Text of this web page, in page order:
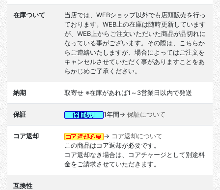
在庫ついて
当店では、WEBショップ以外でも店頭販売を行っ
ております。WEB上の在庫は随時更新しています
が、WEB上からご注文いただいた商品が品切れに
なっている事がございます。その際は、こちらか
らご連絡いたしますが、場合によってはご注文を
キャンセルさせていただく事がありますことをあ
らかじめご了承ください。
納期 取寄せ ※在庫があれば1～3営業日以内で発送
保証 1年間→ 保証について
コア返却 → コア返却について
この商品はコア返却が必要です。
コア返却なき場合は、コアチャージとして別途料
金をご請求させていただきます。
互換性